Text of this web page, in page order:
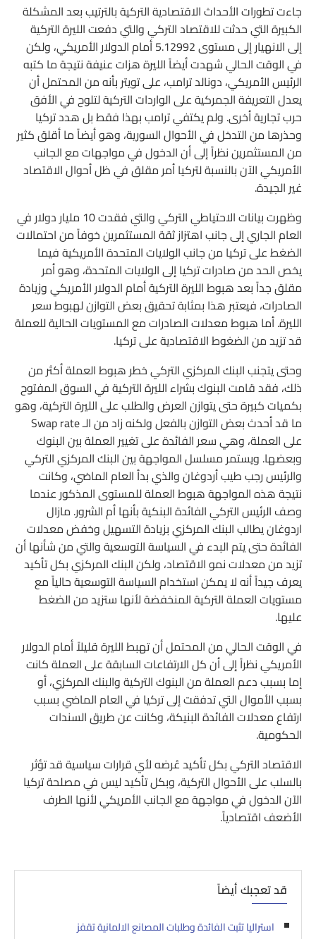
جاءت تطورات الأحداث الاقتصادية التركية بالترتيب بعد المشكلة
الكبيرة التي حدثت للاقتصاد التركي والتي دفعت الليرة التركية
إلى الانهيار إلى مستوى 5.12992 أمام الدولار الأمريكي، ولكن
في الوقت الحالي شهدت أيضاً الليرة هزات عنيفة نتيجة ما كتبه
الرئيس الأمريكي، دونالد ترامب، على تويتر بأنه من المحتمل أن
يعدل التعريفة الجمركية على الواردات التركية لتلوح في الأفق
حرب تجارية أخرى. ولم يكتفي ترامب بهذا فقط بل هدد تركيا
وحذرها من التدخل في الأحوال السورية، وهو أيضاً ما أقلق كثير
من المستثمرين نظراً إلى أن الدخول في مواجهات مع الجانب
الأمريكي الآن بالنسبة لتركيا أمر مقلق في ظل أحوال الاقتصاد
غير الجيدة.
وظهرت بيانات الاحتياطي التركي والتي فقدت 10 مليار دولار في
العام الجاري إلى جانب اهتزاز ثقة المستثمرين خوفاً من احتمالات
الضغط على تركيا من جانب الولايات المتحدة الأمريكية فيما
يخص الحد من صادرات تركيا إلى الولايات المتحدة، وهو أمر
مقلق جداً بعد هبوط الليرة التركية أمام الدولار الأمريكي وزيادة
الصادرات، فيعتبر هذا بمثابة تحقيق بعض التوازن لهبوط سعر
الليرة. أما هبوط معدلات الصادرات مع المستويات الحالية للعملة
قد تزيد من الضغوط الاقتصادية على تركيا.
وحتى يتجنب البنك المركزي التركي خطر هبوط العملة أكثر من
ذلك، فقد قامت البنوك بشراء الليرة التركية في السوق المفتوح
بكميات كبيرة حتى يتوازن العرض والطلب على الليرة التركية، وهو
ما قد أحدث بعض التوازن بالفعل ولكنه زاد من الـ Swap rate
على العملة، وهي سعر الفائدة على تغيير العملة بين البنوك
وبعضها. ويستمر مسلسل المواجهة بين البنك المركزي التركي
والرئيس رجب طيب أردوغان والذي بدأ العام الماضي، وكانت
نتيجة هذه المواجهة هبوط العملة للمستوى المذكور عندما
وصف الرئيس التركي الفائدة البنكية بأنها أم الشرور. مازال
اردوغان يطالب البنك المركزي بزيادة التسهيل وخفض معدلات
الفائدة حتى يتم البدء في السياسة التوسعية والتي من شأنها أن
تزيد من معدلات نمو الاقتصاد، ولكن البنك المركزي بكل تأكيد
يعرف جيداً أنه لا يمكن استخدام السياسة التوسعية حالياً مع
مستويات العملة التركية المنخفضة لأنها ستزيد من الضغط
عليها.
في الوقت الحالي من المحتمل أن تهبط الليرة قليلاً أمام الدولار
الأمريكي نظراً إلى أن كل الارتفاعات السابقة على العملة كانت
إما بسبب دعم العملة من البنوك التركية والبنك المركزي، أو
بسبب الأموال التي تدفقت إلى تركيا في العام الماضي بسبب
ارتفاع معدلات الفائدة البنيكة، وكانت عن طريق السندات
الحكومية.
الاقتصاد التركي بكل تأكيد عُرضه لأي قرارات سياسية قد تؤثر
بالسلب على الأحوال التركية، وبكل تأكيد ليس في مصلحة تركيا
الآن الدخول في مواجهة مع الجانب الأمريكي لأنها الطرف
الأضعف اقتصادياً.
قد تعجبك أيضاً
استراليا تثبت الفائدة وطلبات المصانع الالمانية تقفز